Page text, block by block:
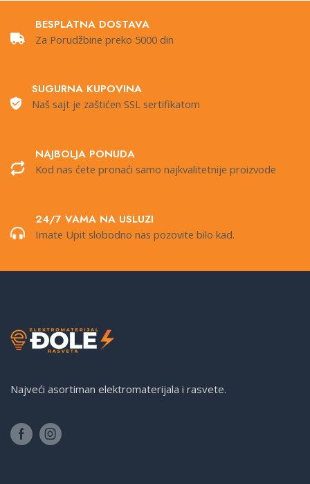
BESPLATNA DOSTAVA
Za Porudžbine preko 5000 din
SUGURNA KUPOVINA
Naš sajt je zaštićen SSL sertifikatom
NAJBOLJA PONUDA
Kod nas ćete pronaći samo najkvalitetnije proizvode
24/7 VAMA NA USLUZI
Imate Upit slobodno nas pozovite bilo kad.
Najveći asortiman elektromaterijala i rasvete.